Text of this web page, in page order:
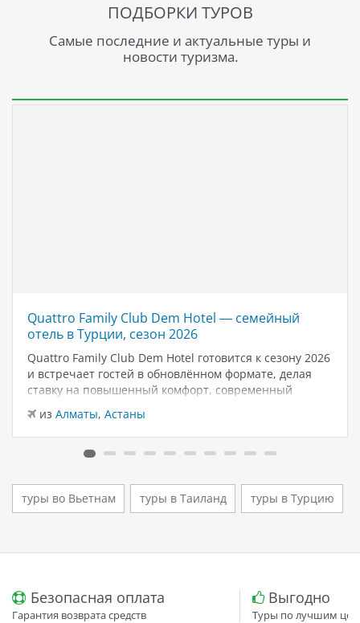
ПОДБОРКИ ТУРОВ
Самые последние и актуальные туры и
новости туризма.
Quattro Family Club Dem Hotel — семейный
отель в Турции, сезон 2026
Quattro Family Club Dem Hotel готовится к сезону 2026
и встречает гостей в обновлённом формате, делая
ставку на повышенный комфорт, современный
дизайн и атмосферу спокойного семейного отдыха у
моря. Отель остаётся популярным выбором для тех,
кто ищет семейный отель в…
из Алматы, Астаны
туры во Вьетнам туры в Таиланд туры в Турцию
Безопасная оплата
Гарантия возврата средств
Выгодно
Туры по лучшим